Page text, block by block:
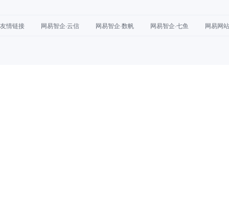
友情链接 网易智企·云信 网易智企·数帆 网易智企·七鱼 网易网